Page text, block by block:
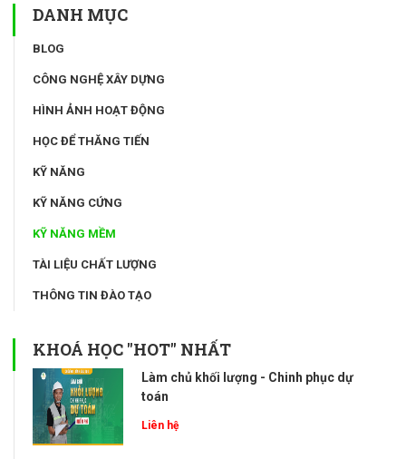
DANH MỤC
BLOG
CÔNG NGHỆ XÂY DỰNG
HÌNH ẢNH HOẠT ĐỘNG
HỌC ĐỂ THĂNG TIẾN
KỸ NĂNG
KỸ NĂNG CỨNG
KỸ NĂNG MỀM
TÀI LIỆU CHẤT LƯỢNG
THÔNG TIN ĐÀO TẠO
KHOÁ HỌC "HOT" NHẤT
Làm chủ khối lượng - Chinh phục dự
toán
Liên hệ